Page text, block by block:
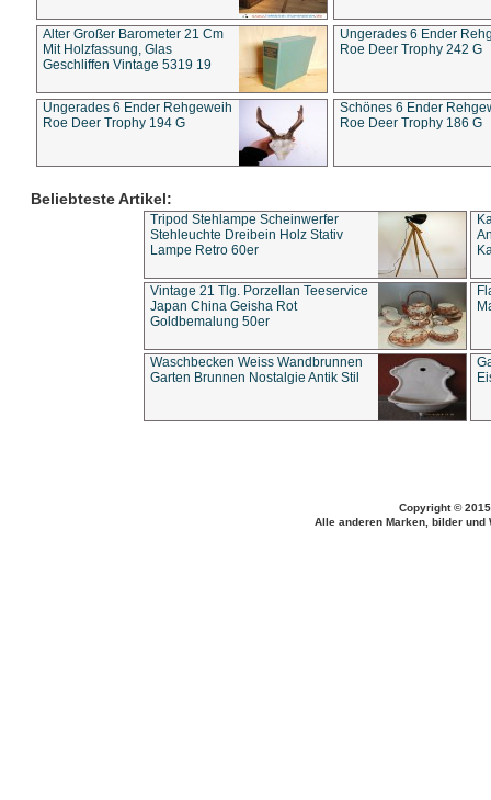
Alter Großer Barometer 21 Cm
Mit Holzfassung, Glas
Geschliffen Vintage 5319 19
Ungerades 6 Ender
Roe Deer Trophy 242 G
Ungerades 6 Ender Rehgeweih
Roe Deer Trophy 194 G
Schönes 6 Ender
Roe Deer Trophy 186 G
Beliebteste Artikel:
Tripod Stehlampe Scheinwerfer
Stehleuchte Dreibein Holz Stativ
Lampe Retro 60er
Vintage 21 Tlg. Porzellan Teeservice
Japan China Geisha Rot
Goldbemalung 50er
Waschbecken Weiss Wandbrunnen
Garten Brunnen Nostalgie Antik Stil
Copyright ©
Alle anderen Marken, bilder und